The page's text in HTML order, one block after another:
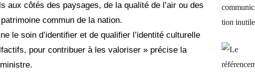
côtés des paysages, de la qualité de l’air ou des
commun de la nation.
le soin d’identifier et de qualifier l’identité culturelle
pour contribuer à les valoriser » précise la